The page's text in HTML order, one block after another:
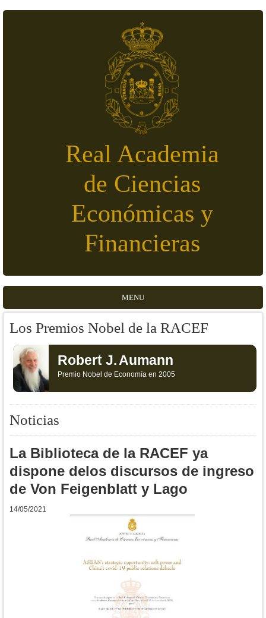
Real Academia
de Ciencias
Económicas y
Financieras
MENU
Los Premios Nobel de la RACEF
Robert J.Aumann
Premio Nobel de Economía en 2005
Noticias
La Biblioteca de la RACEF ya
dispone delos discursos de ingreso
de Von Feigenblatt y Lago
14/05/2021